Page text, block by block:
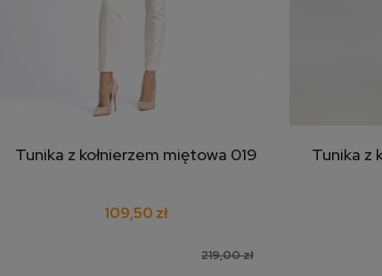
dodaj do koszyka
Tunika z kołnierzem miętowa 019
219,00 zł
109,50 zł
Tunika z